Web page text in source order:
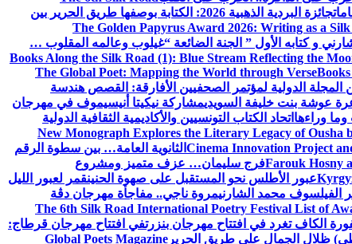
جائزة البردية الذهبية 2026: الكتابة بوصفها طريق الحرير بين
The Golden Papyrus Award 2026: Writing as a
و كتابه الأول ” الجنة الضائعة “غيلوب وعالمه المقلوب …
Books Along the Silk Road (1): Blue Stream Reflecting the
The Global Poet: Mapping the World through Verse
المجلة الدولية لمؤتمر الصحفيين الأفارقة: القصص هندسة
عوشة بنت خليفة السويديمشاركة نيكيتا أنيسيموف في مهرجان
وراءها اتحاد الكتاب التونسيين والأكاديمية الثقافية الدولية
New Monograph Explores the Literary Legacy of Ousha
Cinema Innovation Project الثانوية العامة… بين سطوة الرقم
Farouk Hosnyفرج سليمان… عزف متميز ومشروع
عبور الأطلس نحو المستقبل على صهوة الحنينقمر لعبور الليل
الفيلسوف محمد الشارنيمروة ناجي.. مفاجأة مهرجان دڨة
The 6th Silk Road International Poetry Festival List of
الكاف تغرد في افتتاح مهرجان بنزرتفي افتتاح مهرجان قرطاج:
ظلال الجِمال على طريق الحرير Global Poets Magazine